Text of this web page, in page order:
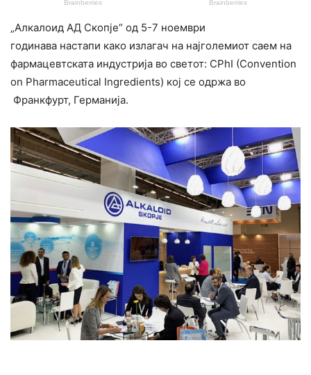
„Алкалоид АД Скопје“ од 5-7 ноември
годинава настапи како излагач на најголемиот саем на
фармацевтската индустрија во светот: CPhI (Convention
on Pharmaceutical Ingredients) кој се одржа во
Франкфурт, Германија.